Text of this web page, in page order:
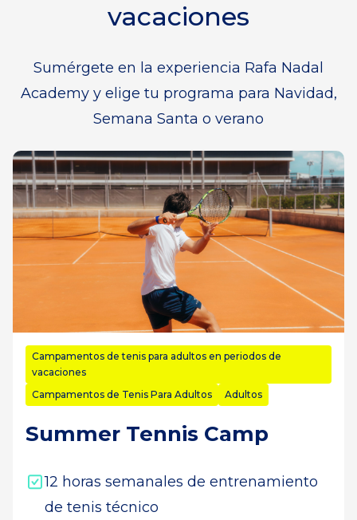
vacaciones
Sumérgete en la experiencia Rafa Nadal
Academy y elige tu programa para Navidad,
Semana Santa o verano
Campamentos de tenis para adultos en periodos de
vacaciones
Campamentos de Tenis Para Adultos
Adultos
Summer Tennis Camp
12 horas semanales de entrenamiento
de tenis técnico